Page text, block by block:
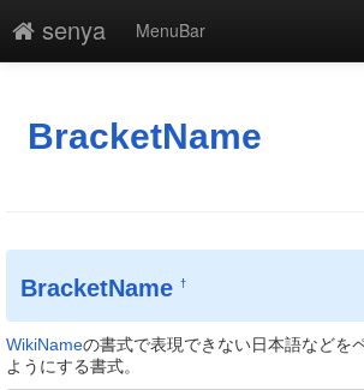
senya
MenuBar
添付
一覧
単語検索
BracketName
BracketName †
WikiNameの書式で表現できない日本語などを
ようにする書式。